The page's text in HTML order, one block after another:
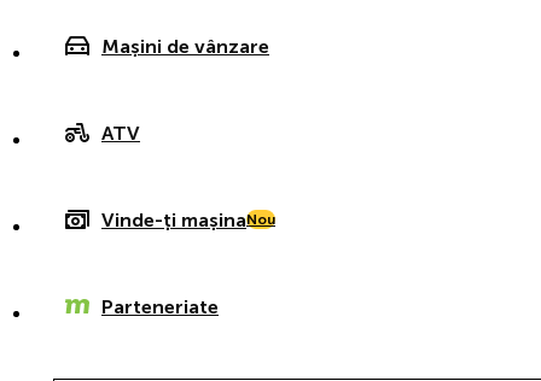
Mașini de vânzare
ATV
Vinde-ți mașinaNou
Parteneriate